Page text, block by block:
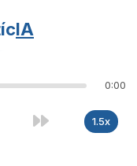
IA
0:00
1.5x